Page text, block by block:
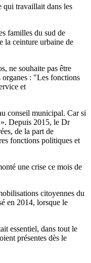
qui travaillait dans les
familles du sud de
la ceinture urbaine de
ne souhaite pas être
organes : "Les fonctions
et
conseil municipal. Car si
Depuis 2015, le Dr
de la part de
fonctions politiques et
une crise ce mois de
citoyennes du
en 2014, lorsque le
essentiel, dans tout le
présentes dès le